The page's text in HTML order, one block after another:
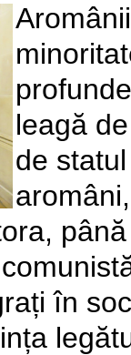
leagă
de
în